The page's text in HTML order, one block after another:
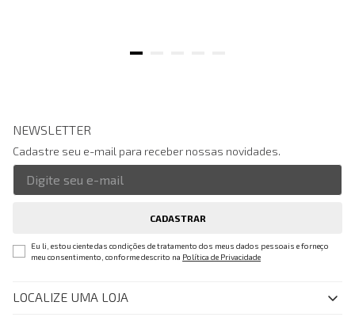
NEWSLETTER
Cadastre seu e-mail para receber nossas novidades.
CADASTRAR
Eu li, estou ciente das condições de tratamento dos meus dados pessoais e forneço
meu consentimento, conforme descrito na Política de Privacidade
LOCALIZE UMA LOJA